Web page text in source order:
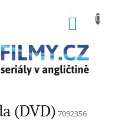
(DVD) 7092356